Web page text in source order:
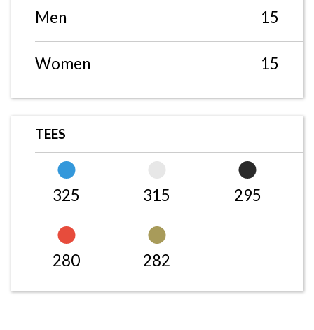
Men 15
Women 15
TEES
325 315 295
280 282